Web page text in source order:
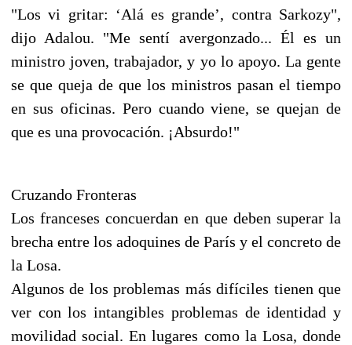
"Los vi gritar: ‘Alá es grande’, contra Sarkozy",
dijo Adalou. "Me sentí avergonzado... Él es un
ministro joven, trabajador, y yo lo apoyo. La gente
se que queja de que los ministros pasan el tiempo
en sus oficinas. Pero cuando viene, se quejan de
que es una provocación. ¡Absurdo!"
Cruzando Fronteras
Los franceses concuerdan en que deben superar la
brecha entre los adoquines de París y el concreto de
la Losa.
Algunos de los problemas más difíciles tienen que
ver con los intangibles problemas de identidad y
movilidad social. En lugares como la Losa, donde